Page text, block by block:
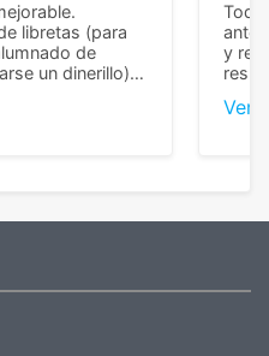
libretas (para
de
un dinerillo) y
buena calidad
Todo
y
Ver
últimas